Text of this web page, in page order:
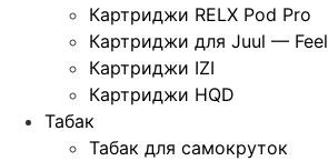
Картриджи RELX Pod Pro
Картриджи для Juul —
Картриджи IZI
Картриджи HQD
Табак
Табак для самокруток